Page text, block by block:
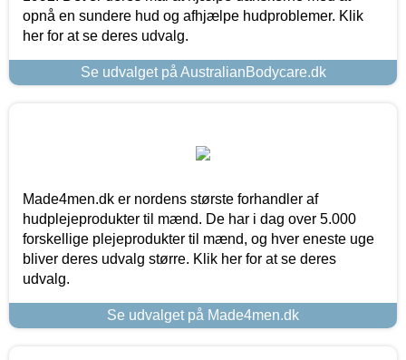
opnå en sundere hud og afhjælpe hudproblemer. Klik
her for at se deres udvalg.
Se udvalget på AustralianBodycare.dk
Made4men.dk er nordens største forhandler af
hudplejeprodukter til mænd. De har i dag over 5.000
forskellige plejeprodukter til mænd, og hver eneste uge
bliver deres udvalg større. Klik her for at se deres
udvalg.
Se udvalget på Made4men.dk